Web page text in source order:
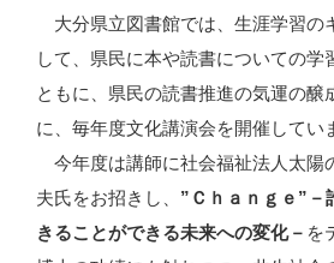
大分県立図書館では、生涯学習の
して、県民に本や読書についての学
ともに、県民の読書推進の気運の醸
に、毎年度文化講演会を開催してい
今年度は講師に社会福祉法人太
夫氏をお招きし、 ” Ｃｈａｎｇｅ ” －
きることができる未来への変化－ を